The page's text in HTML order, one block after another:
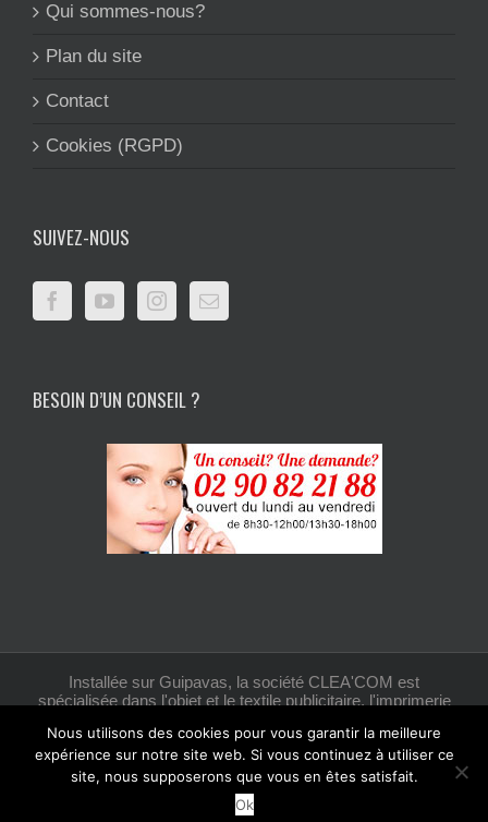
Qui sommes-nous?
Plan du site
Contact
Cookies (RGPD)
SUIVEZ-NOUS
BESOIN D’UN CONSEIL ?
Installée sur Guipavas, la société CLEA'COM est
spécialisée dans l'objet et le textile publicitaire, l'imprimerie
Facebook
Nous utilisons des cookies pour vous garantir la meilleure
expérience sur notre site web. Si vous continuez à utiliser ce
site, nous supposerons que vous en êtes satisfait.
Ok